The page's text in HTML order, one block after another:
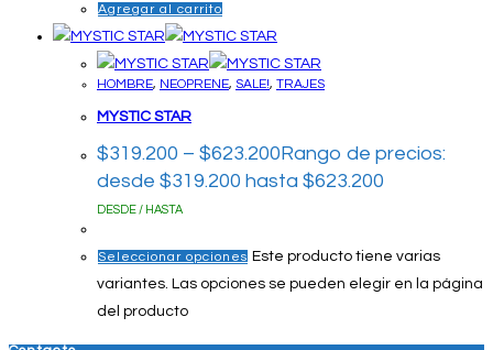
Agregar al carrito
HOMBRE, NEOPRENE, SALE!, TRAJES
MYSTIC STAR
$319.200 – $623.200Rango de precios:
desde $319.200 hasta $623.200
DESDE / HASTA
Seleccionar opciones Este producto tiene varias
variantes. Las opciones se pueden elegir en la página
del producto